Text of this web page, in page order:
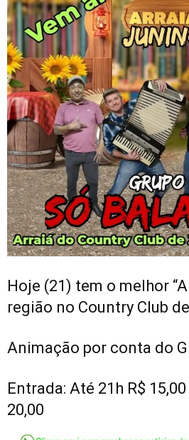
Hoje (21) tem o melhor
região no Country Club
Animação por conta do
Entrada: Até 21h R$
20,00